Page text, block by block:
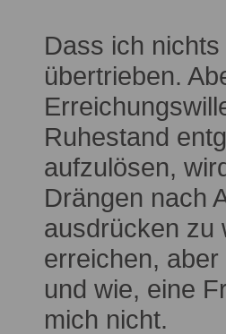
Dass ich
übertrieben.
Ruhestand
aufzulösen,
Drängen nach
ausdrücken zu
erreichen,
und wie, eine
mich nicht.